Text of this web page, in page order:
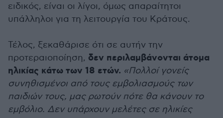
ειδικός, είναι οι λίγοι, όμως απαραίτητοι
υπάλληλοι για τη λειτουργία του Κράτους.
Τέλος, ξεκαθάρισε ότι σε αυτήν την
προτεραιοποίηση, δεν περιλαμβάνονται άτομα
ηλικίας κάτω των 18 ετών. «Πολλοί γονείς
συνηθισμένοι από τους εμβολιασμούς των
παιδιών τους, μας ρωτούν πότε θα κάνουν το
εμβόλιο. Δεν υπάρχουν μελέτες σε ηλικίες